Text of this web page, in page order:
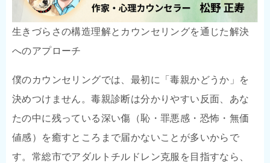
生きづらさの構造理解とカウンセリングを通じた解決
へのアプローチ
僕のカウンセリングでは、最初に「毒親かどうか」を
決めつけません。毒親診断は分かりやすい反面、あな
たの中に残っている深い傷（恥・罪悪感・恐怖・無価
値感）を癒すところまで届かないことが多いからで
す。常総市でアダルトチルドレン克服を目指すなら、